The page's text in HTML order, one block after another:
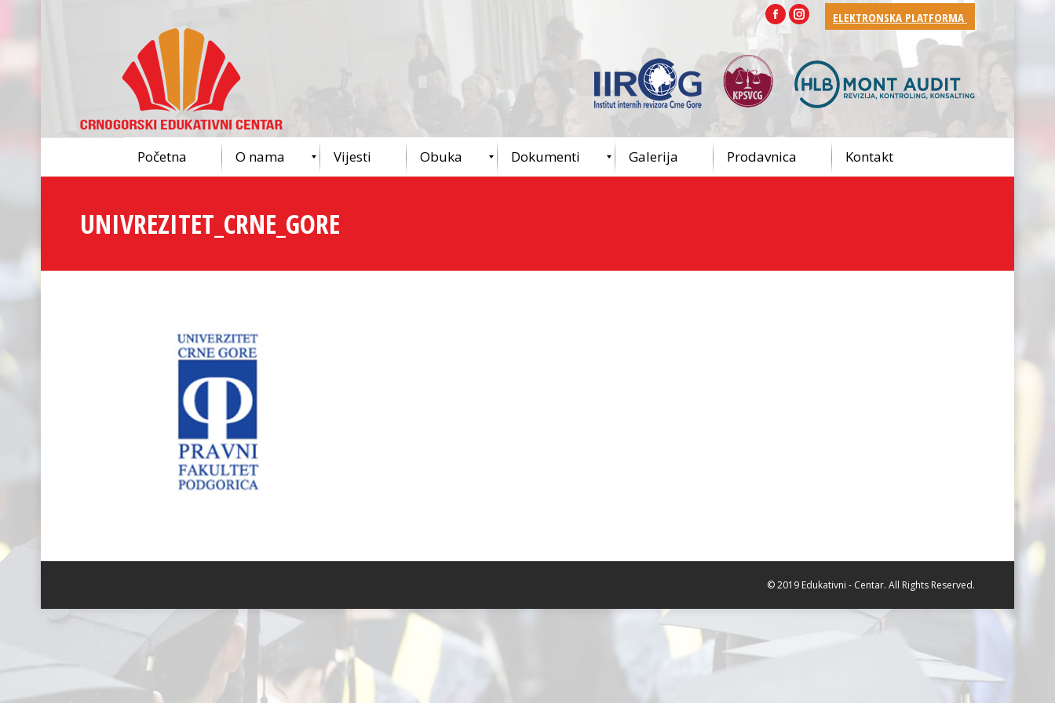
FacebookInstagramELEKTRONSKA PLATFORMA
Početna O nama Vijesti Obuka Dokumenti Galerija Prodavnica Kontakt
UNIVREZITET_CRNE_GORE
© 2019 Edukativni - Centar. All Rights Reserved.